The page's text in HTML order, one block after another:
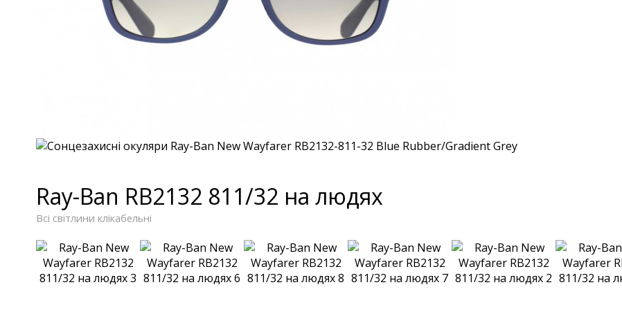
Ray-Ban RB2132 811/32 на людях
Всі світлини клікабельні